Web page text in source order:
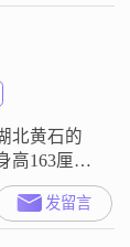
北黄石的
高163厘
元以下，
城市生活
高中及以
发留言